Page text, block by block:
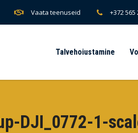
Vaata teenuseid +372 565
Talvehoiustamine
DJI_0772-1-